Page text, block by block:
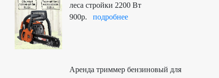
леса стройки 2200 Вт
900р. подробнее
Аренда триммер бензиновый для